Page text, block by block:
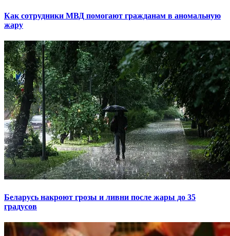
Как сотрудники МВД помогают гражданам в аномальную
жару
Беларусь накроют грозы и ливни после жары до 35
градусов